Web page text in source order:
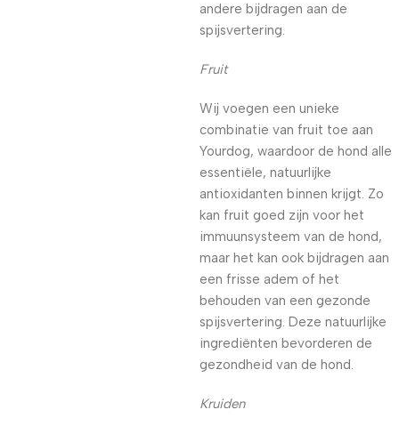
andere bijdragen aan de
spijsvertering.
Fruit
Wij voegen een unieke
combinatie van fruit toe aan
Yourdog, waardoor de hond alle
essentiële, natuurlijke
antioxidanten binnen krijgt. Zo
kan fruit goed zijn voor het
immuunsysteem van de hond,
maar het kan ook bijdragen aan
een frisse adem of het
behouden van een gezonde
spijsvertering. Deze natuurlijke
ingrediënten bevorderen de
gezondheid van de hond.
Kruiden